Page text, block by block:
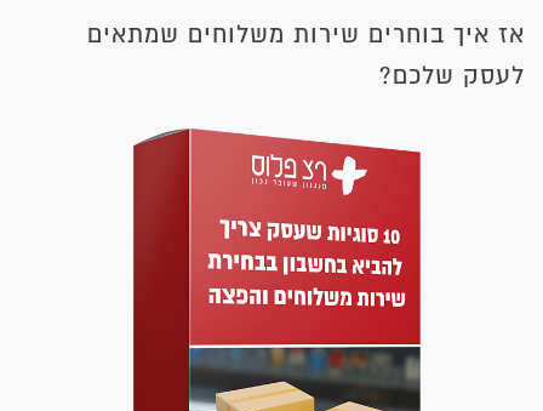
אז איך בוחרים שירות משלוחים שמתאים
לעסק שלכם?